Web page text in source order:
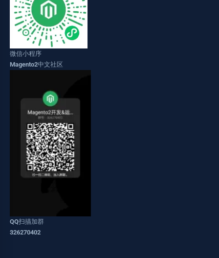
微信小程序
Magento2中文社区
QQ扫描加群
326270402